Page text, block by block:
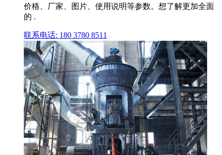
价格、厂家、图片、使用说明等参数。想了解更加全面
的 .
联系电话: 180 3780 8511